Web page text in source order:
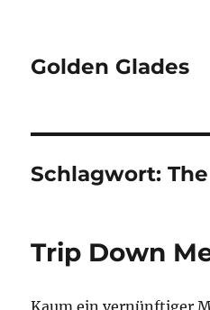
Golden Glades
Schlagwort:
Trip Down
Kaum ein vernünftiger